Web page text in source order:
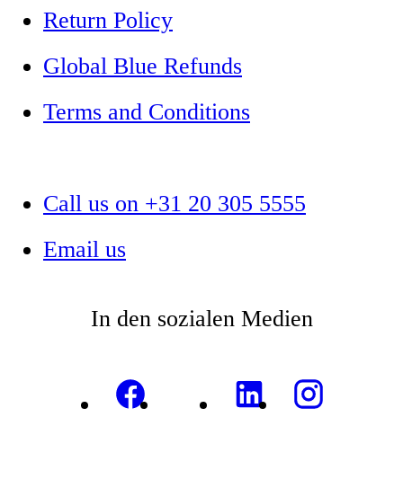
Return Policy
Global Blue Refunds
Terms and Conditions
Call us on +31 20 305 5555
Email us
In den sozialen Medien